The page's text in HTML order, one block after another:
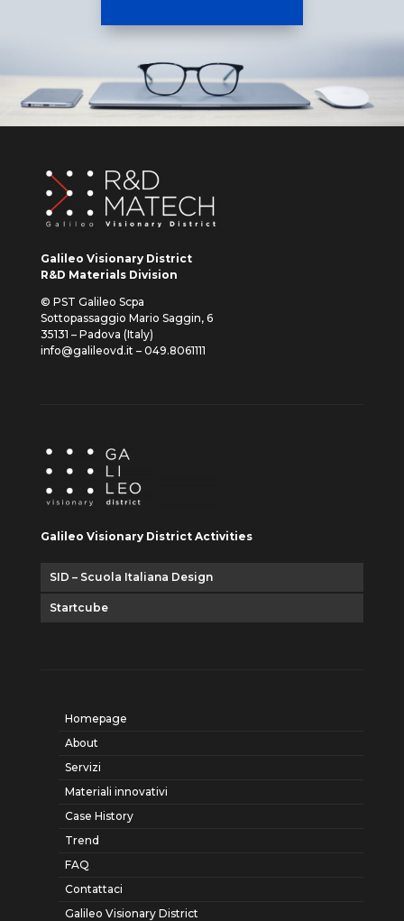
Galileo Visionary District
R&D Materials Division
© PST Galileo Scpa
Sottopassaggio Mario Saggin, 6
35131 – Padova (Italy)
info@galileovd.it – 049.8061111
Galileo Visionary District Activities
SID – Scuola Italiana Design
Startcube
Homepage
About
Servizi
Materiali innovativi
Case History
Trend
FAQ
Contattaci
Galileo Visionary District